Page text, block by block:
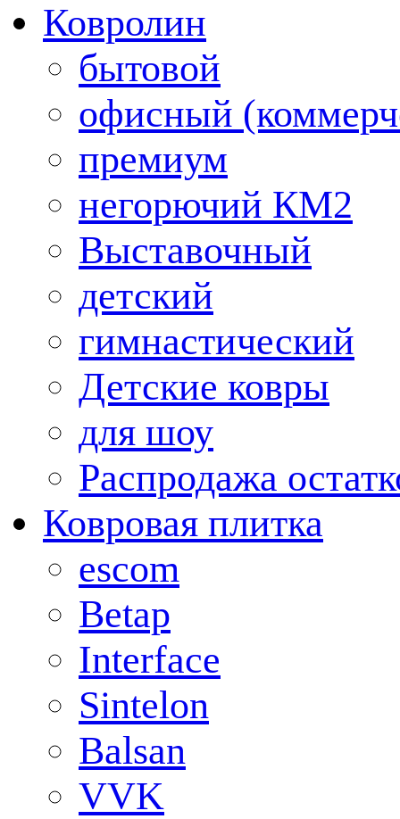
Ковролин
бытовой
офисный
премиум
негорючий КМ2
Выставочный
детский
гимнастический
Детские ковры
для шоу
Распродажа
Ковровая плитка
escom
Betap
Interface
Sintelon
Balsan
VVK